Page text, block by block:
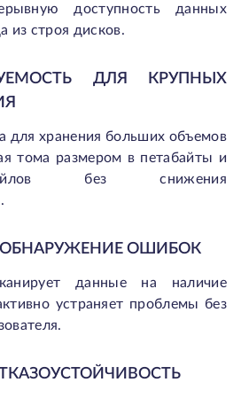
доступность данных
из строя дисков.
ДЛЯ КРУПНЫХ
для хранения больших объемов
тома размером в петабайты и
без снижения
ОБНАРУЖЕНИЕ ОШИБОК
данные на наличие
устраняет проблемы без